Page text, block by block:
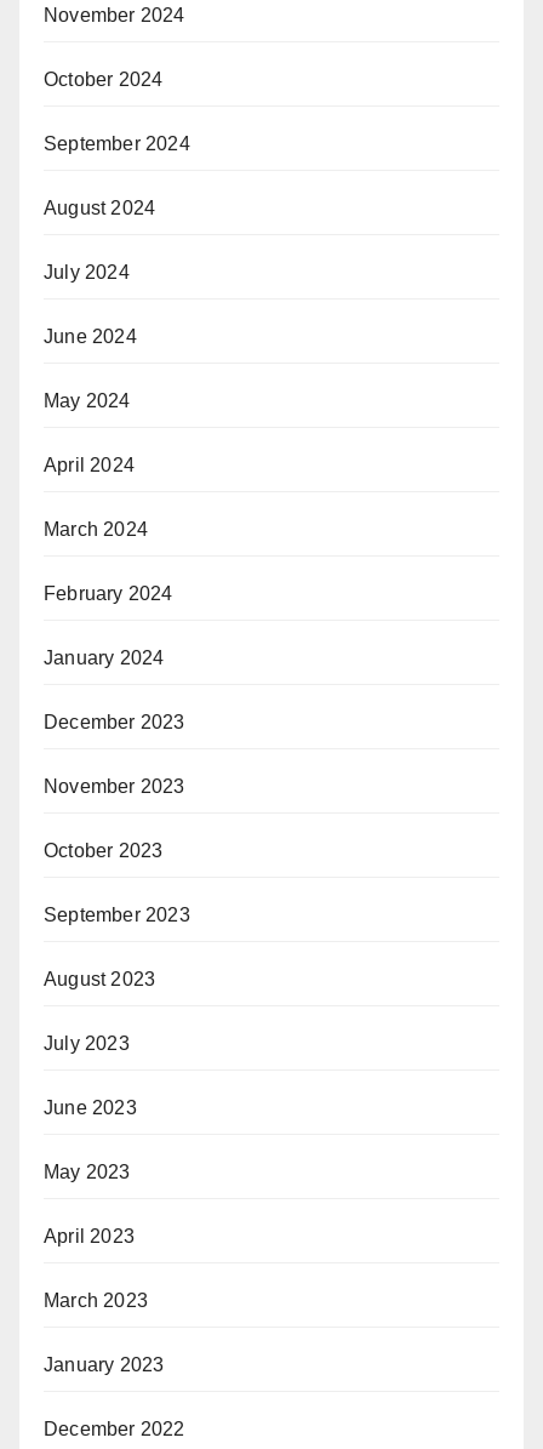
November 2024
October 2024
September 2024
August 2024
July 2024
June 2024
May 2024
April 2024
March 2024
February 2024
January 2024
December 2023
November 2023
October 2023
September 2023
August 2023
July 2023
June 2023
May 2023
April 2023
March 2023
January 2023
December 2022